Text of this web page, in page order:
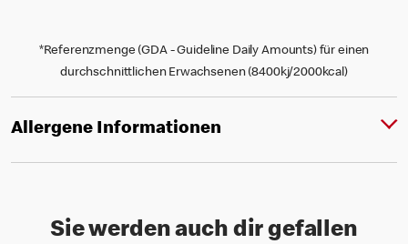
*Referenzmenge (GDA - Guideline Daily Amounts) für einen
durchschnittlichen Erwachsenen (8400kj/2000kcal)
Allergene Informationen
Sie werden auch dir gefallen